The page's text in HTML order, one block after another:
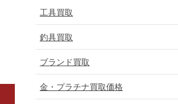
工具買取
釣具買取
ブランド買取
金・プラチナ買取価格